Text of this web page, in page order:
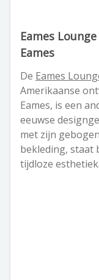
Eames
Eames
De Eames
Amerikaanse
Eames, is een
eeuwse
met zijn
bekleding, staat
tijdloze esthetiek.